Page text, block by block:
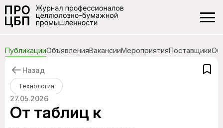
ПубликацииОбъявленияВакансииМероприятияПоставщики
Технология
Назад
27.05.2026
От таблиц к